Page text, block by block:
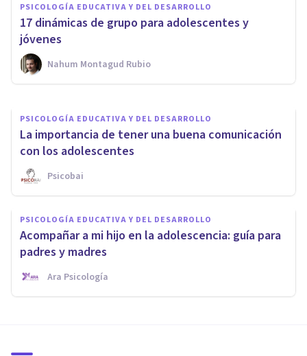
PSICOLOGÍA EDUCATIVA Y DEL DESARROLLO
17 dinámicas de grupo para adolescentes y
jóvenes
Nahum Montagud Rubio
Familias permisivas: los 4
riesgos de este tipo de crianza
Isabel Rovira Salvador
PSICOLOGÍA EDUCATIVA Y DEL DESARROLLO
La importancia de tener una buena comunicación
con los adolescentes
Psicobai
PSICOLOGÍA EDUCATIVA Y DEL DESARROLLO
Acompañar a mi hijo en la adolescencia: guía para
padres y madres
Ara Psicología